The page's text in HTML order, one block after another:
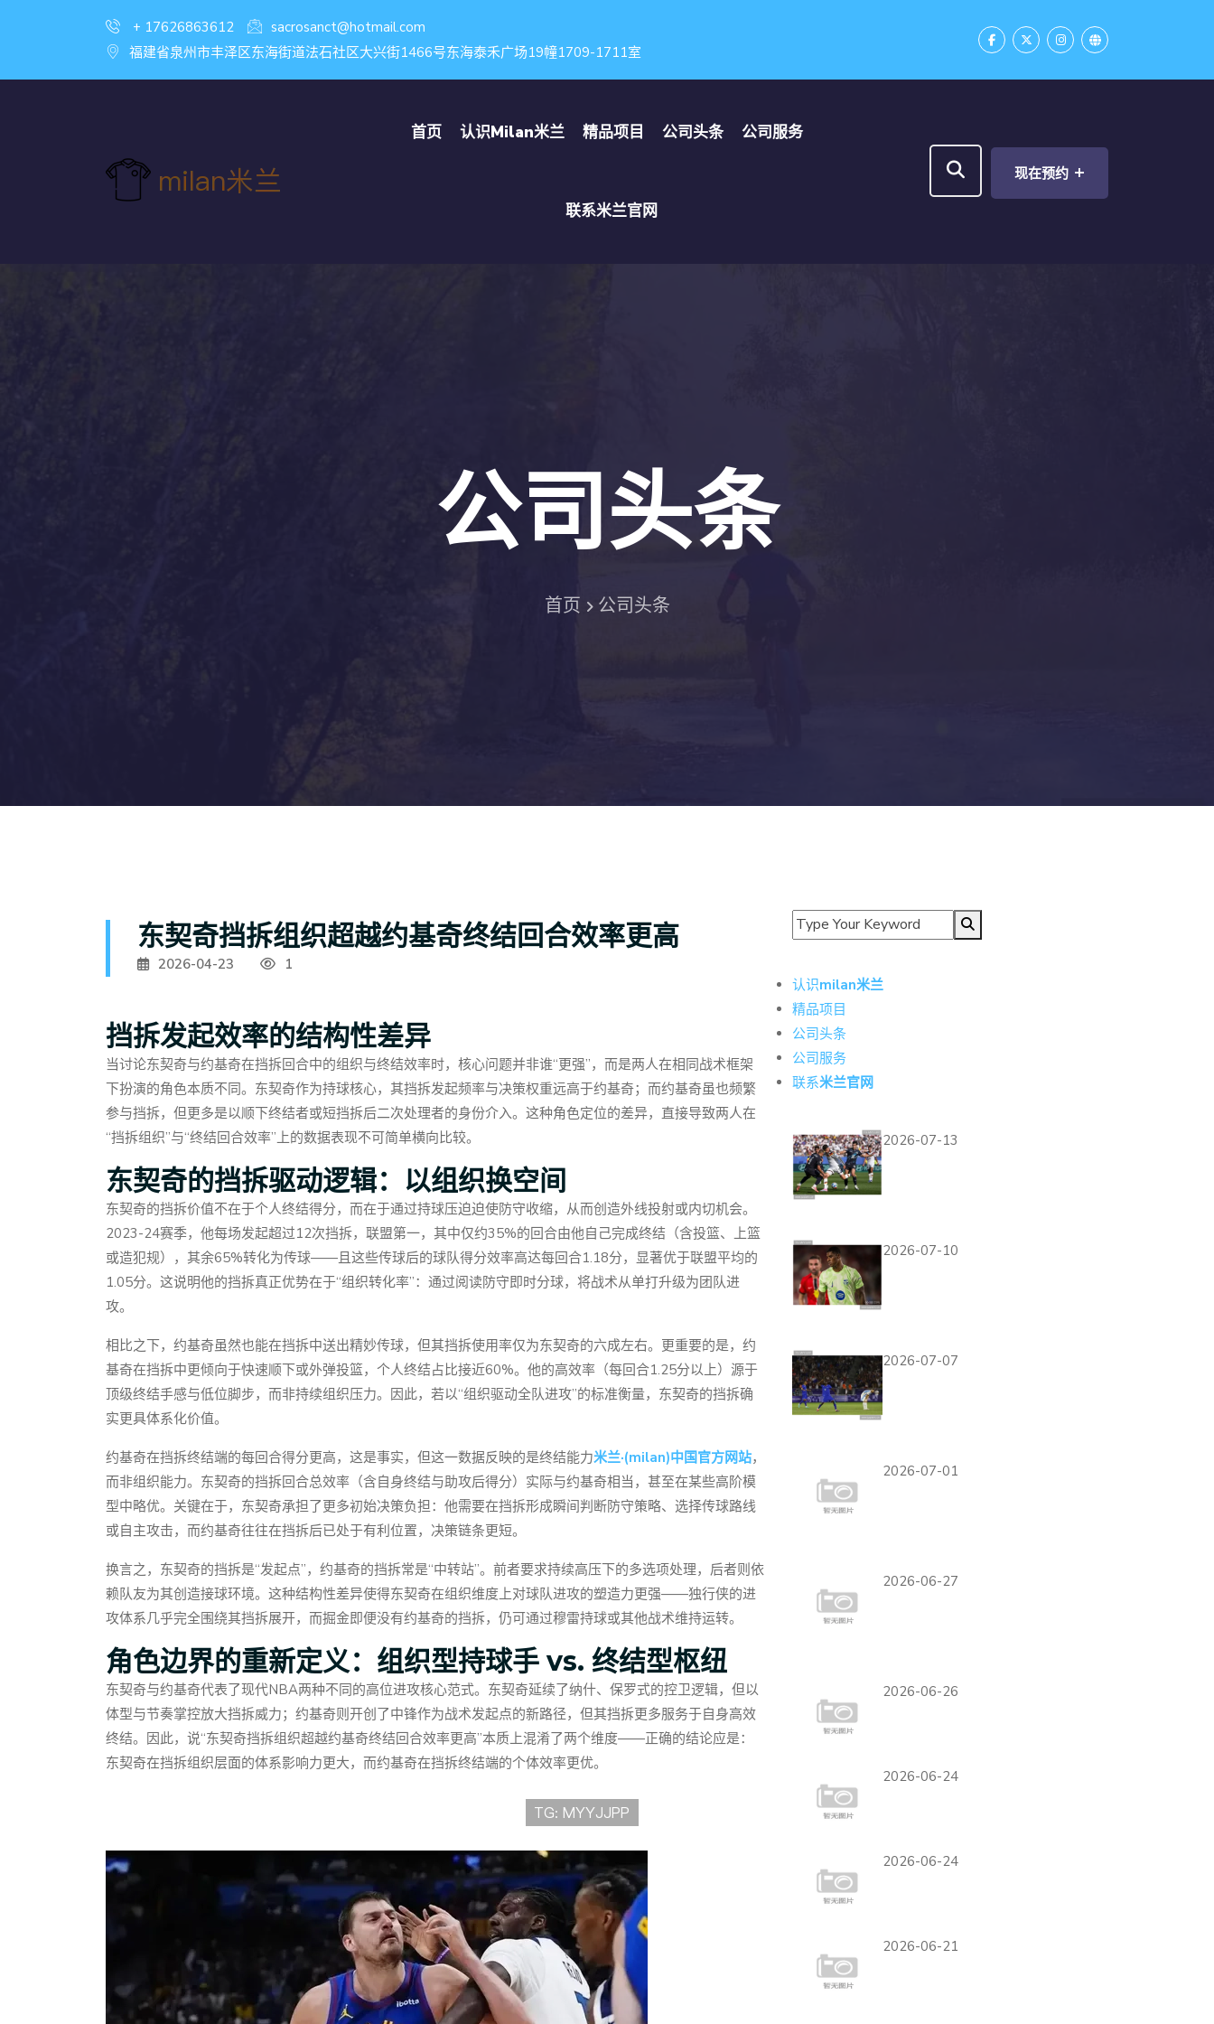
+ 17626863612
sacrosanct@hotmail.com
福建省泉州市丰泽区东海街道法石社区大兴街1466号东海泰禾广场19幢1709-1711室
首页 认识Milan米兰 精品项目 公司头条 公司服务
联系米兰官网
现在预约 +
公司头条
首页 公司头条
东契奇挡拆组织超越约基奇终结回合效率更高
2026-04-23 1
挡拆发起效率的结构性差异
当讨论东契奇与约基奇在挡拆回合中的组织与终结效率时，核心问题并非谁“更强”，而是两人在相同战术框架
下扮演的角色本质不同。东契奇作为持球核心，其挡拆发起频率与决策权重远高于约基奇；而约基奇虽也频繁
参与挡拆，但更多是以顺下终结者或短挡拆后二次处理者的身份介入。这种角色定位的差异，直接导致两人在
“挡拆组织”与“终结回合效率”上的数据表现不可简单横向比较。
东契奇的挡拆驱动逻辑：以组织换空间
东契奇的挡拆价值不在于个人终结得分，而在于通过持球压迫迫使防守收缩，从而创造外线投射或内切机会。
2023-24赛季，他每场发起超过12次挡拆，联盟第一，其中仅约35%的回合由他自己完成终结（含投篮、上篮
或造犯规），其余65%转化为传球——且这些传球后的球队得分效率高达每回合1.18分，显著优于联盟平均的
1.05分。这说明他的挡拆真正优势在于“组织转化率”：通过阅读防守即时分球，将战术从单打升级为团队进
攻。
相比之下，约基奇虽然也能在挡拆中送出精妙传球，但其挡拆使用率仅为东契奇的六成左右。更重要的是，约
基奇在挡拆中更倾向于快速顺下或外弹投篮，个人终结占比接近60%。他的高效率（每回合1.25分以上）源于
顶级终结手感与低位脚步，而非持续组织压力。因此，若以“组织驱动全队进攻”的标准衡量，东契奇的挡拆确
实更具体系化价值。
约基奇在挡拆终结端的每回合得分更高，这是事实，但这一数据反映的是终结能力米兰·(milan)中国官方网站，
而非组织能力。东契奇的挡拆回合总效率（含自身终结与助攻后得分）实际与约基奇相当，甚至在某些高阶模
型中略优。关键在于，东契奇承担了更多初始决策负担：他需要在挡拆形成瞬间判断防守策略、选择传球路线
或自主攻击，而约基奇往往在挡拆后已处于有利位置，决策链条更短。
换言之，东契奇的挡拆是“发起点”，约基奇的挡拆常是“中转站”。前者要求持续高压下的多选项处理，后者则依
赖队友为其创造接球环境。这种结构性差异使得东契奇在组织维度上对球队进攻的塑造力更强——独行侠的进
攻体系几乎完全围绕其挡拆展开，而掘金即便没有约基奇的挡拆，仍可通过穆雷持球或其他战术维持运转。
角色边界的重新定义：组织型持球手 vs. 终结型枢纽
东契奇与约基奇代表了现代NBA两种不同的高位进攻核心范式。东契奇延续了纳什、保罗式的控卫逻辑，但以
体型与节奏掌控放大挡拆威力；约基奇则开创了中锋作为战术发起点的新路径，但其挡拆更多服务于自身高效
终结。因此，说“东契奇挡拆组织超越约基奇终结回合效率更高”本质上混淆了两个维度——正确的结论应是：
东契奇在挡拆组织层面的体系影响力更大，而约基奇在挡拆终结端的个体效率更优。
认识milan米兰
精品项目
公司头条
公司服务
联系米兰官网
2026-07-13
2026-07-10
2026-07-07
2026-07-01
2026-06-27
2026-06-26
2026-06-24
2026-06-24
2026-06-21